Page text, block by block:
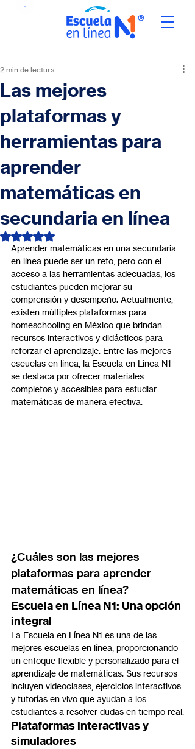
Las mejores
plataformas y
herramientas para
aprender
matemáticas en
secundaria en línea
2 min de lectura
Obtuvo NaN de 5 estrellas.
Aprender matemáticas en una secundaria
en línea puede ser un reto, pero con el
acceso a las herramientas adecuadas, los
estudiantes pueden mejorar su
comprensión y desempeño. Actualmente,
existen múltiples plataformas para
homeschooling en México que brindan
recursos interactivos y didácticos para
reforzar el aprendizaje. Entre las mejores
escuelas en línea, la Escuela en Línea N1
se destaca por ofrecer materiales
completos y accesibles para estudiar
matemáticas de manera efectiva.
¿Cuáles son las mejores
plataformas para aprender
matemáticas en línea?
Escuela en Línea N1: Una opción
integral
La Escuela en Línea N1 es una de las
mejores escuelas en línea, proporcionando
un enfoque flexible y personalizado para el
aprendizaje de matemáticas. Sus recursos
incluyen videoclases, ejercicios interactivos
y tutorías en vivo que ayudan a los
estudiantes a resolver dudas en tiempo real.
Plataformas interactivas y
simuladores